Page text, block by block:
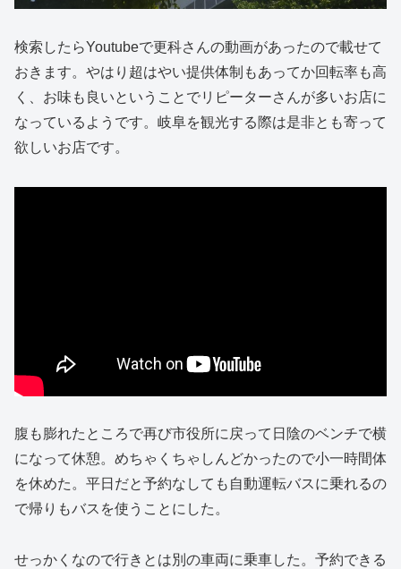
検索したらYoutubeで更科さんの動画があったので載せて
おきます。やはり超はやい提供体制もあってか回転率も高
く、お味も良いということでリピーターさんが多いお店に
なっているようです。岐阜を観光する際は是非とも寄って
欲しいお店です。
腹も膨れたところで再び市役所に戻って日陰のベンチで横
になって休憩。めちゃくちゃしんどかったので小一時間体
を休めた。平日だと予約なしても自動運転バスに乗れるの
で帰りもバスを使うことにした。
せっかくなので行きとは別の車両に乗車した。予約できる